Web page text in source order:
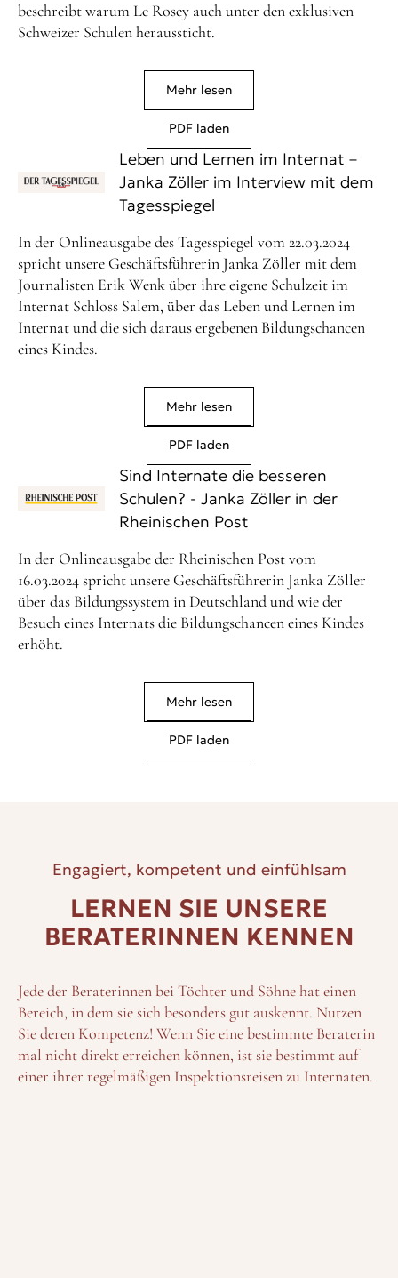
beschreibt warum Le Rosey auch unter den exklusiven
Schweizer Schulen heraussticht.
Mehr lesen
PDF laden
Leben und Lernen im Internat –
Janka Zöller im Interview mit dem
Tagesspiegel
In der Onlineausgabe des Tagesspiegel vom 22.03.2024
spricht unsere Geschäftsführerin Janka Zöller mit dem
Journalisten Erik Wenk über ihre eigene Schulzeit im
Internat Schloss Salem, über das Leben und Lernen im
Internat und die sich daraus ergebenen Bildungschancen
eines Kindes.
Mehr lesen
PDF laden
Sind Internate die besseren
Schulen? - Janka Zöller in der
Rheinischen Post
In der Onlineausgabe der Rheinischen Post vom
16.03.2024 spricht unsere Geschäftsführerin Janka Zöller
über das Bildungssystem in Deutschland und wie der
Besuch eines Internats die Bildungschancen eines Kindes
erhöht.
Mehr lesen
PDF laden
Engagiert, kompetent und einfühlsam
LERNEN SIE UNSERE
BERATERINNEN KENNEN
Jede der Beraterinnen bei Töchter und Söhne hat einen
Bereich, in dem sie sich besonders gut auskennt. Nutzen
Sie deren Kompetenz! Wenn Sie eine bestimmte Beraterin
mal nicht direkt erreichen können, ist sie bestimmt auf
einer ihrer regelmäßigen Inspektionsreisen zu Internaten.